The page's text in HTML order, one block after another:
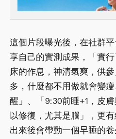
這個片段曝光後，在社群
享自己的實測成果，「實
床的作息，神清氣爽，供
多，什麼都不用做就會變
醒」、「9:30前睡+1，皮
以修復，尤其是腦」，更
出來後會帶動一個早睡的養